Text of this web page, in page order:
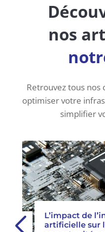
nos
Retrouvez tous nos
optimiser votre
simplifier
L’impact de
artificielle sur